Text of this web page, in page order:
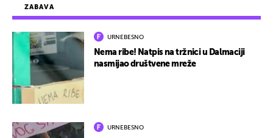
ZABAVA
URNEBESNO
Nema ribe! Natpis na tržnici u Dalmaciji
nasmijao društvene mreže
URNEBESNO